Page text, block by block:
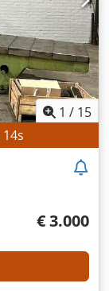
1 / 15
12s
€ 3.000